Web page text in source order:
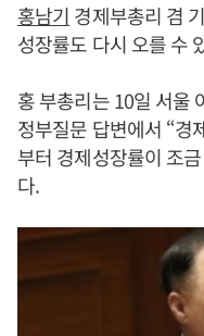
홍남기 경제부총리 겸
성장률도 다시 오를 수
홍 부총리는 10일 서울
정부질문 답변에서 “경
부터 경제성장률이 조
다.